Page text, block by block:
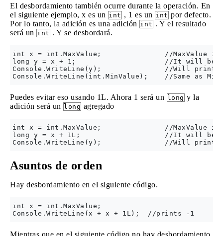
El desbordamiento también ocurre durante la operación. En
el siguiente ejemplo, x es un int , 1 es un int por defecto.
Por lo tanto, la adición es una adición int . Y el resultado
será un int . Y se desbordará.
int x = int.MaxValue;               //MaxValue is
long y = x + 1;                     //It will be
Console.WriteLine(y);               //Will print -
Puedes evitar eso usando 1L. Ahora 1 será un long y la
adición será un long agregado
int x = int.MaxValue;               //MaxValue is
long y = x + 1L;                    //It will be
Asuntos de orden
Hay desbordamiento en el siguiente código.
int x = int.MaxValue;
Mientras que en el siguiente código no hay desbordamiento